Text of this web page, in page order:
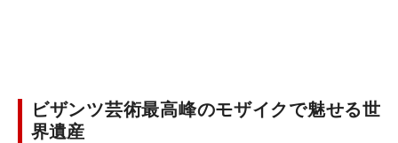
ビザンツ芸術最高峰のモザイクで魅せる世
界遺産